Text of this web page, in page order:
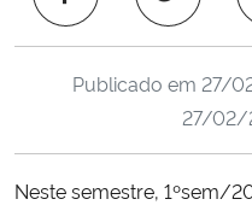
Ministério de Minas e Energia
Ministério da Ciência, Tecnologia,
Publicado em 27/
27/02/
Neste semestre, 1ºsem/